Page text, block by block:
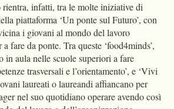
rientra, infatti, tra le molte iniziative di
piattaforma ‘Un ponte sul Futuro’, con
i giovani al mondo del lavoro
fare da ponte. Tra queste ‘food4minds’,
in aula nelle scuole superiori a fare
trasversali e l’orientamento’, e ‘Vivi
laureati o laureandi affiancano per
nel suo quotidiano operare avendo così